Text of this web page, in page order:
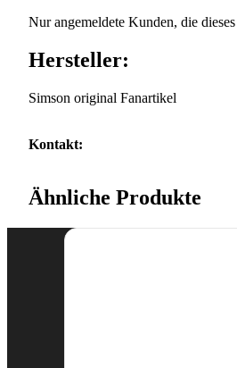
Nur angemeldete Kunden, die
Hersteller:
Simson original Fanartikel
Kontakt:
Ähnliche Produkte